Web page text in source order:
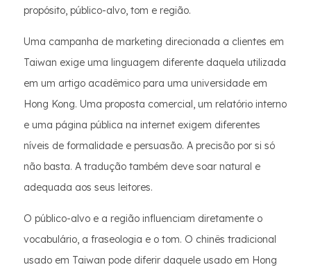
propósito, público-alvo, tom e região.
Uma campanha de marketing direcionada a clientes em
Taiwan exige uma linguagem diferente daquela utilizada
em um artigo acadêmico para uma universidade em
Hong Kong. Uma proposta comercial, um relatório interno
e uma página pública na internet exigem diferentes
níveis de formalidade e persuasão. A precisão por si só
não basta. A tradução também deve soar natural e
adequada aos seus leitores.
O público-alvo e a região influenciam diretamente o
vocabulário, a fraseologia e o tom. O chinês tradicional
usado em Taiwan pode diferir daquele usado em Hong